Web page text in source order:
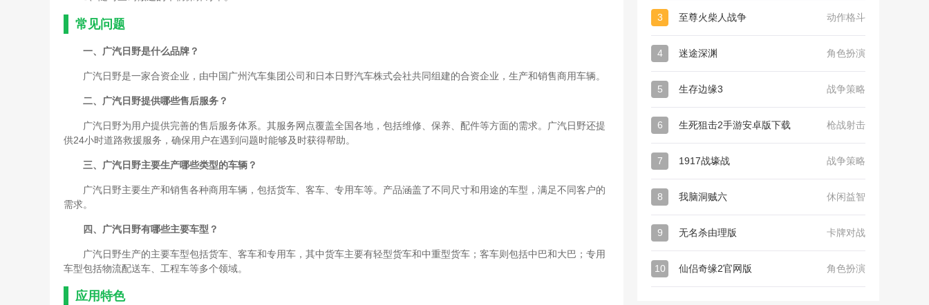
常见问题
一、广汽日野是什么品牌？
广汽日野是一家合资企业，由中国广州汽车集团公司和日本日野汽车株式会社共同组建的合资企业，生产和销售商用车辆。
二、广汽日野提供哪些售后服务？
广汽日野为用户提供完善的售后服务体系。其服务网点覆盖全国各地，包括维修、保养、配件等方面的需求。广汽日野还提
供24小时道路救援服务，确保用户在遇到问题时能够及时获得帮助。
三、广汽日野主要生产哪些类型的车辆？
广汽日野主要生产和销售各种商用车辆，包括货车、客车、专用车等。产品涵盖了不同尺寸和用途的车型，满足不同客户的
需求。
四、广汽日野有哪些主要车型？
广汽日野生产的主要车型包括货车、客车和专用车，其中货车主要有轻型货车和中重型货车；客车则包括中巴和大巴；专用
车型包括物流配送车、工程车等多个领域。
应用特色
3 至尊火柴人战争 动作格斗
4 迷途深渊 角色扮演
5 生存边缘3 战争策略
6 生死狙击2手游安卓版下载 枪战射击
7 1917战壕战 战争策略
8 我脑洞贼六 休闲益智
9 无名杀由理版 卡牌对战
10 仙侣奇缘2官网版 角色扮演